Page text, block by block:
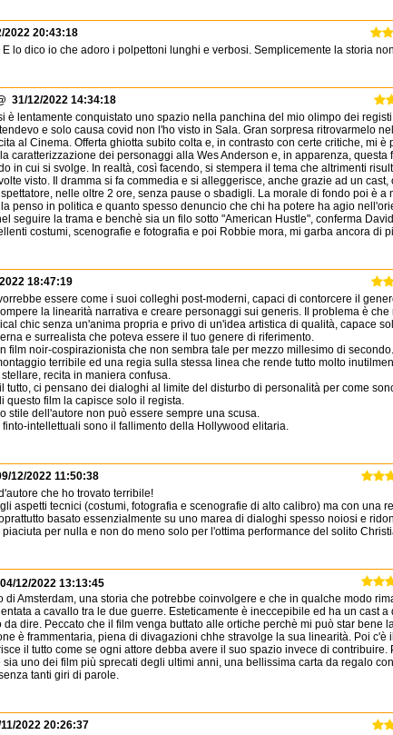
2022 20:43:18
lo dico io che adoro i polpettoni lunghi e verbosi. Semplicemente la storia
31/12/2022 14:34:18
è lentamente conquistato uno spazio nella panchina del mio olimpo dei
e solo causa covid non l'ho visto in Sala. Gran sorpresa ritrovarmelo
al Cinema. Offerta ghiotta subito colta e, in contrasto con certe critiche, mi è
caratterizzazione dei personaggi alla Wes Anderson e, in apparenza, questa
in cui si svolge. In realtà, così facendo, si stempera il tema che altrimenti
visto. Il dramma si fa commedia e si alleggerisce, anche grazie ad un cast,
nelle oltre 2 ore, senza pause o sbadigli. La morale di fondo poi è a
penso in politica e quanto spesso denuncio che chi ha potere ha agio
seguire la trama e benchè sia un filo sotto "American Hustle", conferma
costumi, scenografie e fotografia e poi Robbie mora, mi garba ancora di
18:47:19
essere come i suoi colleghi post-moderni, capaci di contorcere il
la linearità narrativa e creare personaggi sui generis. Il problema è
chic senza un'anima propria e privo di un'idea artistica di qualità, capace
e surrealista che poteva essere il tuo genere di riferimento.
film noir-cospirazionista che non sembra tale per mezzo millesimo di secondo.
terribile ed una regia sulla stessa linea che rende tutto molto
stellare, recita in maniera confusa.
tutto, ci pensano dei dialoghi al limite del disturbo di personalità per come
questo film la capisce solo il regista.
stile dell'autore non può essere sempre una scusa.
finto-intellettuali sono il fallimento della Hollywood elitaria.
12/2022 11:50:38
che ho trovato terribile!
aspetti tecnici (costumi, fotografia e scenografie di alto calibro) ma con una
basato essenzialmente su uno marea di dialoghi spesso noiosi e
piaciuta per nulla e non do meno solo per l'ottima performance del solito
12/2022 13:13:45
di Amsterdam, una storia che potrebbe coinvolgere e che in qualche modo
a cavallo tra le due guerre. Esteticamente è ineccepibile ed ha un cast
da dire. Peccato che il film venga buttato alle ortiche perchè mi può star bene
è frammentaria, piena di divagazioni chhe stravolge la sua linearità. Poi c'è
il tutto come se ogni attore debba avere il suo spazio invece di contribuire.
uno dei film più sprecati degli ultimi anni, una bellissima carta da regalo
tanti giri di parole.
2022 20:26:37